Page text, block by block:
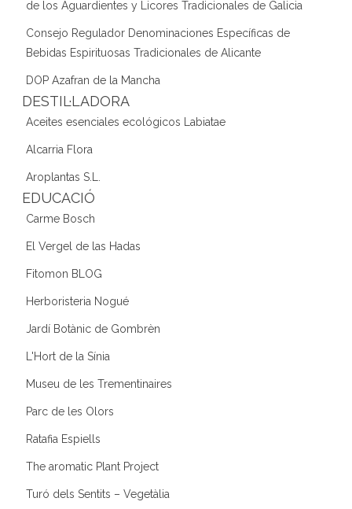
de los Aguardientes y Licores Tradicionales de Galicia
Consejo Regulador Denominaciones Específicas de
Bebidas Espirituosas Tradicionales de Alicante
DOP Azafran de la Mancha
DESTIL·LADORA
Aceites esenciales ecológicos Labiatae
Alcarria Flora
Aroplantas S.L.
EDUCACIÓ
Carme Bosch
El Vergel de las Hadas
Fitomon BLOG
Herboristeria Nogué
Jardí Botànic de Gombrèn
L'Hort de la Sínia
Museu de les Trementinaires
Parc de les Olors
Ratafia Espiells
The aromatic Plant Project
Turó dels Sentits – Vegetàlia